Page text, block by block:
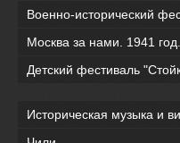
Военно-исторический
Москва за нами. 1941 год.
Детский фестиваль
Историческая музыка и